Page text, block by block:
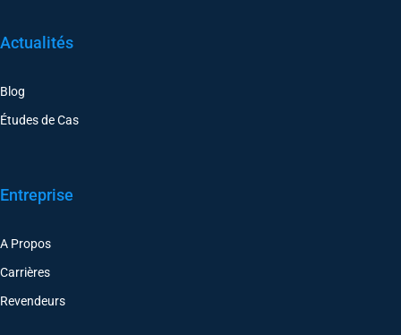
Actualités
Blog
Études de Cas
Entreprise
A Propos
Carrières
Revendeurs